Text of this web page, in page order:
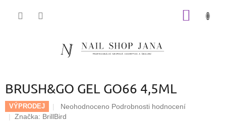
BRUSH&GO GEL GO66 4,5ML
VÝPRODEJ
Průměrné
hodnocení
Neohodnoceno Podrobnosti hodnocení
Značka: BrillBird